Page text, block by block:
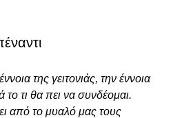
της γειτονιάς, την έννοια
το τι θα πει να συνδέομαι.
από το μυαλό μας τους